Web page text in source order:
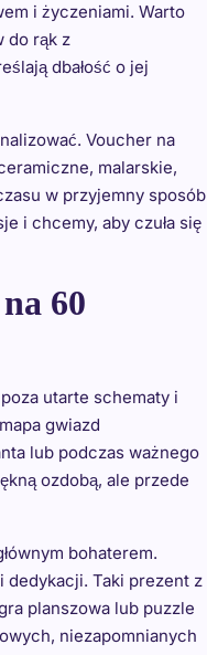
i życzeniami. Warto
do rąk z
dbałość o jej
Voucher na
malarskie,
w przyjemny sposób
i chcemy, aby czuła się
60
utarte schematy i
gwiazd
lub podczas ważnego
ozdobą, ale przede
bohaterem.
dedykacji. Taki prezent z
planszowa lub puzzle
niezapomnianych